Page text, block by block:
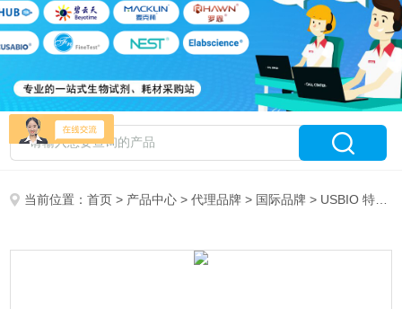
当前位置：首页 > 产品中心 >代理品牌 > 国际品牌 > USBIO 特约代理